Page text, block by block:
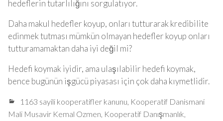
hedeflerin tutarlılığını sorgulatıyor.
Daha makul hedefler koyup, onları tutturarak kredibilite
edinmek tutması mümkün olmayan hedefler koyup onları
tutturamamaktan daha iyi değil mi?
Hedefi koymak iyidir, ama ulaşılabilir hedefi koymak,
bence bugünün işgücü piyasası için çok daha kıymetlidir.
1163 sayili kooperatifler kanunu, Kooperatif Danismani
Mali Musavir Kemal Ozmen, Kooperatif Danışmanlık,